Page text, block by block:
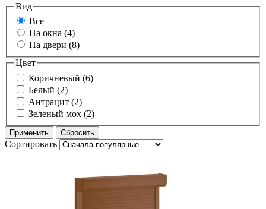
Вид
Все
На окна (4)
На двери (8)
Цвет
Коричневый (6)
Белый (2)
Антрацит (2)
Зеленый мох (2)
Сортировать